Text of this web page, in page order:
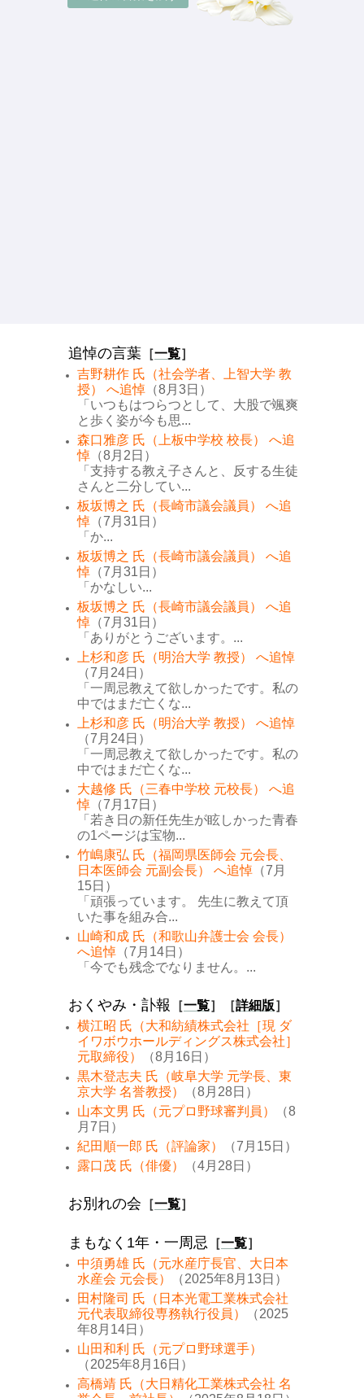
追悼の言葉 ［一覧］
吉野耕作 氏（社会学者、上智大学 教
授） へ追悼 （8月3日）
「いつもはつらつとして、大股で颯爽
と歩く姿が今も思...
森口雅彦 氏（上板中学校 校長） へ追
悼 （8月2日）
「支持する教え子さんと、反する生徒
さんと二分してい...
板坂博之 氏（長崎市議会議員） へ追
悼 （7月31日）
「か...
板坂博之 氏（長崎市議会議員） へ追
悼 （7月31日）
「かなしい...
板坂博之 氏（長崎市議会議員） へ追
悼 （7月31日）
「ありがとうございます。...
上杉和彦 氏（明治大学 教授） へ追悼
（7月24日）
「一周忌教えて欲しかったです。私の
中ではまだ亡くな...
上杉和彦 氏（明治大学 教授） へ追悼
（7月24日）
「一周忌教えて欲しかったです。私の
中ではまだ亡くな...
大越修 氏（三春中学校 元校長） へ追
悼 （7月17日）
「若き日の新任先生が眩しかった青春
の1ページは宝物...
竹嶋康弘 氏（福岡県医師会 元会長、
日本医師会 元副会長） へ追悼 （7月
15日）
「頑張っています。 先生に教えて頂
いた事を組み合...
山崎和成 氏（和歌山弁護士会 会長）
へ追悼 （7月14日）
「今でも残念でなりません。...
おくやみ・訃報 ［一覧］［詳細版］
横江昭 氏（大和紡績株式会社［現 ダ
イワボウホールディングス株式会社］
元取締役）
（8月16日）
黒木登志夫 氏（岐阜大学 元学長、東
京大学 名誉教授）
（8月28日）
山本文男 氏（元プロ野球審判員）
（8
月7日）
紀田順一郎 氏（評論家）
（7月15日）
露口茂 氏（俳優）
（4月28日）
お別れの会 ［一覧］
まもなく1年・一周忌 ［一覧］
中須勇雄 氏（元水産庁長官、大日本
水産会 元会長）
（2025年8月13日）
田村隆司 氏（日本光電工業株式会社
元代表取締役専務執行役員）
（2025
年8月14日）
山田和利 氏（元プロ野球選手）
（2025年8月16日）
高橋靖 氏（大日精化工業株式会社 名